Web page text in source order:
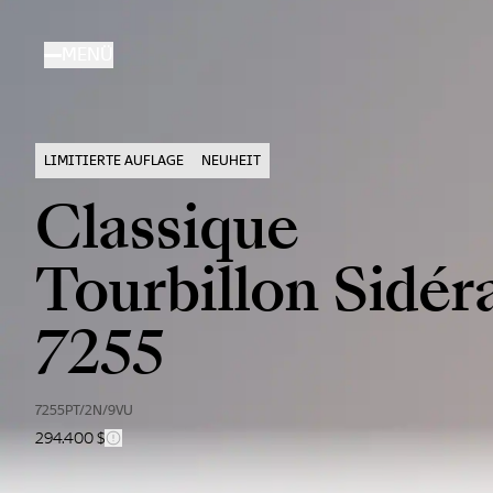
Inhalt
LIMITIERTE AUFLAGE NEUHEIT
Classique
Tourbillon
7255
7255PT/2N/9VU
294.400 $